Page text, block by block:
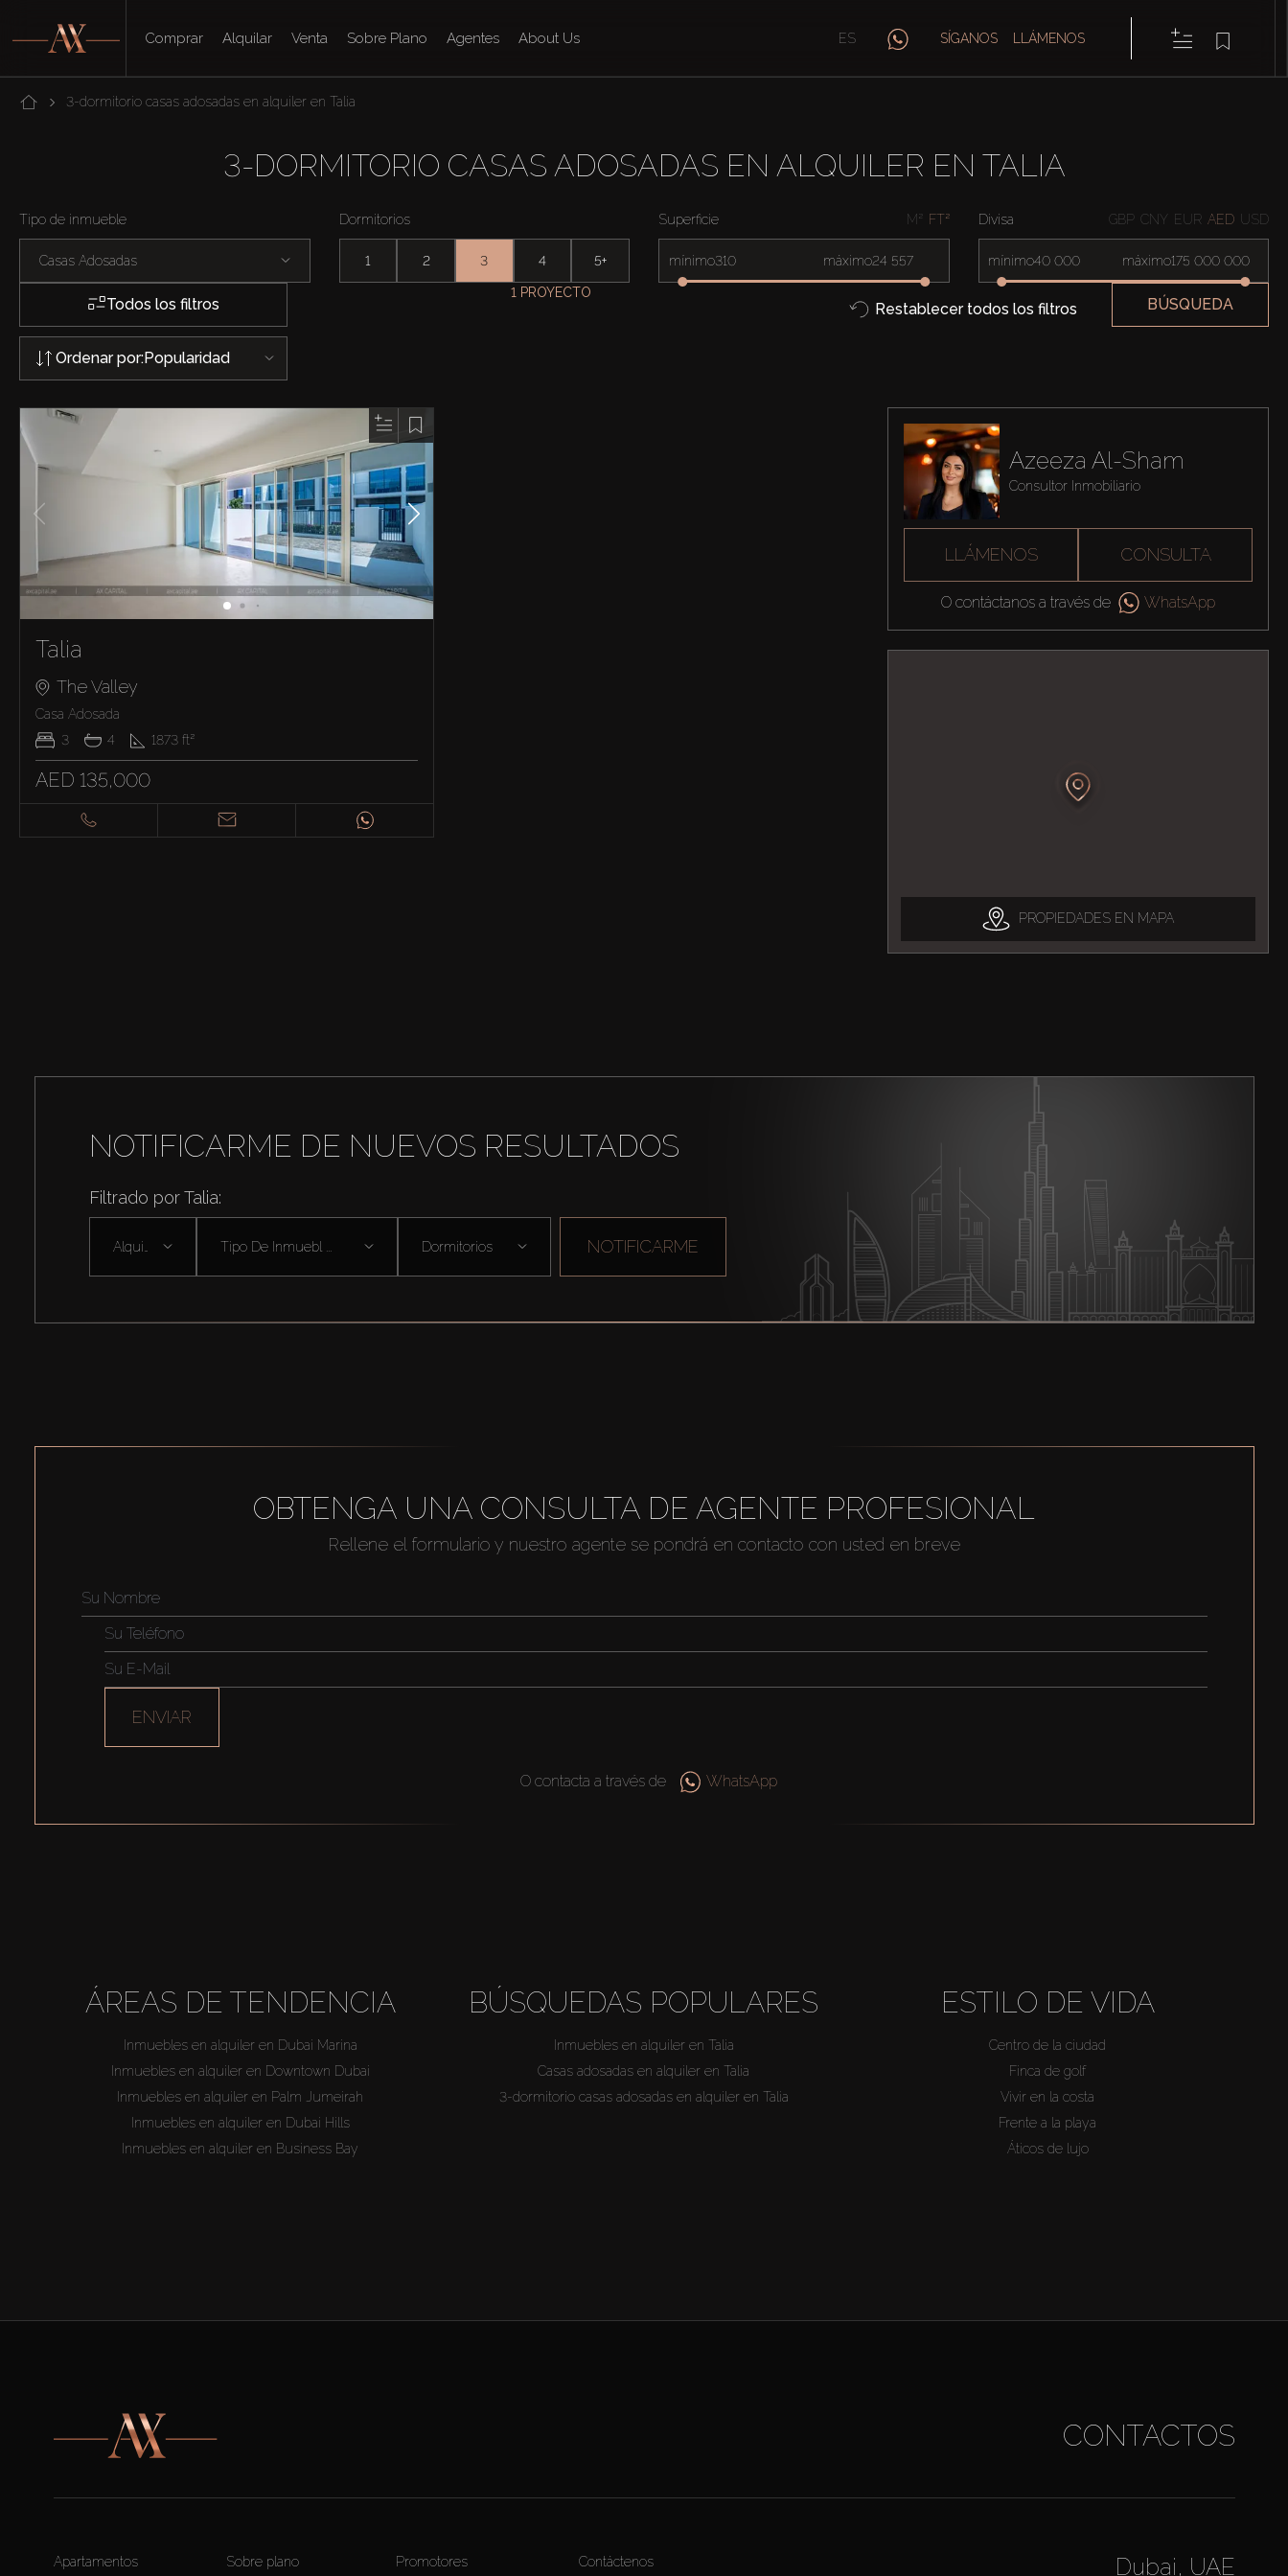
Comprar Alquilar Venta Sobre Plano Agentes About Us ES SÍGANOS LLÁMENOS
3-dormitorio casas adosadas en alquiler en Talia
3-DORMITORIO CASAS ADOSADAS EN ALQUILER EN TALIA
Tipo de inmueble
Casas Adosadas
Dormitorios
1 2 3 4 5+
Superficie M² FT²
mínimo máximo
Divisa GBP CNY EUR AED USD
mínimo máximo
Todos los filtros
1 PROYECTO
Restablecer todos los filtros BÚSQUEDA
Ordenar por:Popularidad
Talia
The Valley
Casa Adosada
3
4 1873 ft²
AED 135,000
Azeeza Al-Sham
Consultor Inmobiliario
LLÁMENOS CONSULTA
O contáctanos a través de WhatsApp
PROPIEDADES EN MAPA
NOTIFICARME DE NUEVOS RESULTADOS
Filtrado por Talia:
Tipo De Inmuebl ... Dormitorios NOTIFICARME
OBTENGA UNA CONSULTA DE AGENTE PROFESIONAL
Rellene el formulario y nuestro agente se pondrá en contacto con usted en breve
ENVIAR
O contacta a través de WhatsApp
ÁREAS DE TENDENCIA
Inmuebles en alquiler en Dubai Marina
Inmuebles en alquiler en Downtown Dubai
Inmuebles en alquiler en Palm Jumeirah
Inmuebles en alquiler en Dubai Hills
Inmuebles en alquiler en Business Bay
BÚSQUEDAS POPULARES
Inmuebles en alquiler en Talia
Casas adosadas en alquiler en Talia
3-dormitorio casas adosadas en alquiler en Talia
ESTILO DE VIDA
Centro de la ciudad
Finca de golf
Vivir en la costa
Frente a la playa
Áticos de lujo
CONTACTOS
Apartamentos Sobre plano Promotores Contáctenos Dubai, UAE